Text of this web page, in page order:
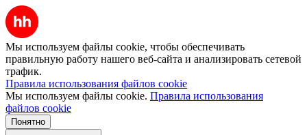
Мы используем файлы cookie, чтобы обеспечивать
правильную работу нашего веб-сайта и анализировать сетевой
трафик.
Правила использования файлов cookie
Мы используем файлы cookie. Правила использования
файлов cookie
Понятно